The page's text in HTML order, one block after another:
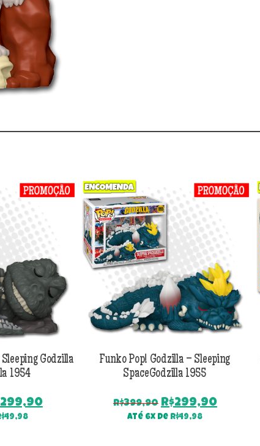
Godzilla
1954
299,90O
49,98
Funko Pop! Godzilla – Sleeping
SpaceGodzilla 1955
R$399,90 O
preço
R$299,90O
Até 6x de R$49,98